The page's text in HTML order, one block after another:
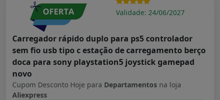
Validade: 24/06/2027
Carregador rápido duplo para ps5 controlador
sem fio usb tipo c estação de carregamento berço
doca para sony playstation5 joystick gamepad
novo
Cupom Desconto Hoje para Departamentos na loja
Aliexpress